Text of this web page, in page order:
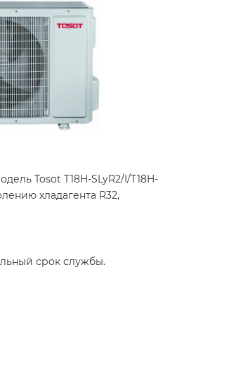
Tosot T18H-SLyR2/I/T18H-
хладагента R32,
срок службы.